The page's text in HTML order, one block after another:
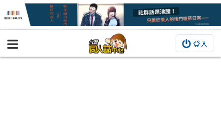
登入
BOOKY書集倉庫